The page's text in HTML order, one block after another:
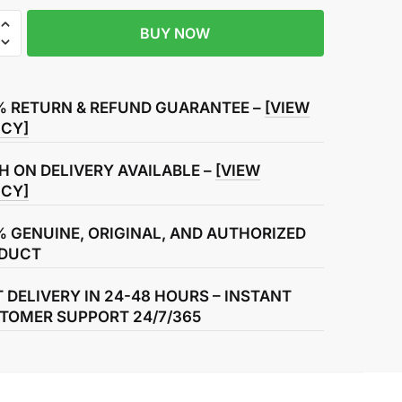
BUY NOW
RETURN & REFUND GUARANTEE – [VIEW
ON DELIVERY AVAILABLE – [VIEW
GENUINE, ORIGINAL, AND AUTHORIZED
DELIVERY IN 24-48 HOURS – INSTANT
SUPPORT 24/7/365